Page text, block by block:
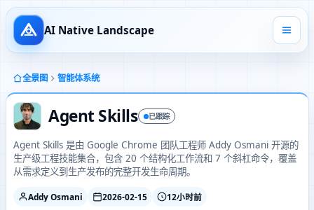
AI Native Landscape
全景图 智能体系统
Agent Skills 已跟踪
Agent Skills 是由 Google Chrome 团队工程师 Addy Osmani 开源的
生产级工程技能集合，包含 20 个结构化工作流和 7 个斜杠命令，覆盖
从需求定义到生产发布的完整开发生命周期。
Addy Osmani 2026-02-15 12小时前